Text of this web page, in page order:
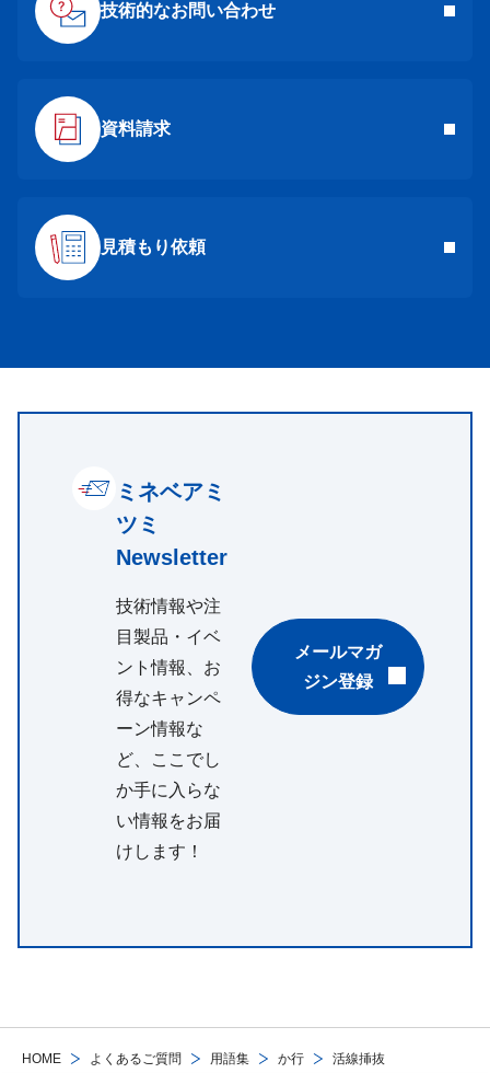
HOME よくあるご質問 用語集 か行 活線挿抜
技術的なお問い合わせ
資料請求
見積もり依頼
ミネベアミ
ツミ
Newsletter
技術情報や注
目製品・イベ
ント情報、お
得なキャンペ
ーン情報な
ど、ここでし
か手に入らな
い情報をお届
けします！
メールマガ
ジン登録